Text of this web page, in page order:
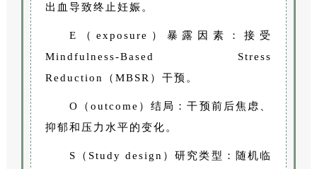
出血导致终止妊娠。
E（exposure）暴露因素：接受
Mindfulness-Based Stress
Reduction（MBSR）干预。
O（outcome）结局：干预前后焦虑、
抑郁和压力水平的变化。
S（Study design）研究类型：随机临